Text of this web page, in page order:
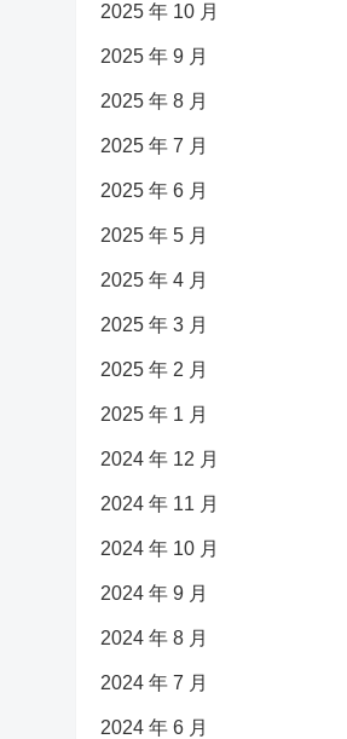
2025 年 10 月
2025 年 9 月
2025 年 8 月
2025 年 7 月
2025 年 6 月
2025 年 5 月
2025 年 4 月
2025 年 3 月
2025 年 2 月
2025 年 1 月
2024 年 12 月
2024 年 11 月
2024 年 10 月
2024 年 9 月
2024 年 8 月
2024 年 7 月
2024 年 6 月